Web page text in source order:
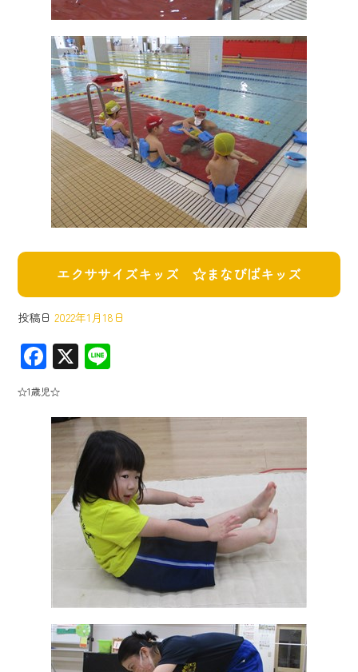
エクササイズキッズ ☆まなびばキッズ
投稿日 2022年1月18日
F
ac
e
b
o
ok
X
☆1歳児☆